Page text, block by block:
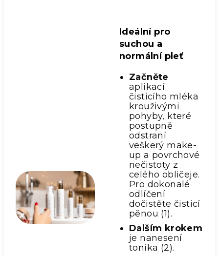
Ideální pro
suchou a
normální pleť
Začněte
aplikací
čisticího mléka
krouživými
pohyby, které
postupně
odstraní
veškerý make-
up a povrchové
nečistoty z
celého obličeje.
Pro dokonalé
odlíčení
dočistěte čisticí
pěnou (1).
Dalším krokem
je nanesení
tonika (2).